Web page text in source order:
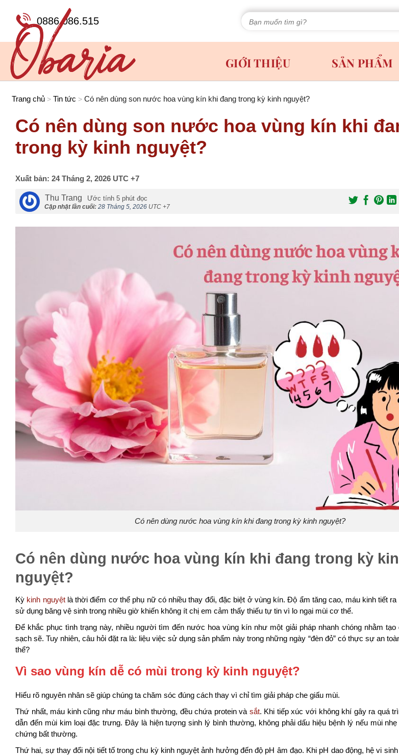
dung
0886.086.515
Tìm
kiếm:
GIỚI THIỆU SẢN PHẨM
Trang chủ > Tin tức > Có nên dùng son nước hoa vùng kín khi đang trong kỳ kinh nguyệt?
Có nên dùng son nước hoa vùng kín khi
trong kỳ kinh nguyệt?
Xuất bản: 24 Tháng 2, 2026 UTC +7
Thu Trang
Cập nhật lần cuối: 28 Tháng 5, 2026 UTC +7
Ước tính 5 phút đọc
Có nên dùng nước hoa vùng kín khi đang trong kỳ kinh nguyệt?
Có nên dùng nước hoa vùng kín khi đang trong kỳ
nguyệt?
Kỳ kinh nguyệtlà thời điểm cơ thể phụ nữ có nhiều thay đổi, đặc biệt ở vùng kín. Độ ẩm tăng cao, máu kinh tiết ra
sử dụng băng vệ sinh trong nhiều giờ khiến không ít chị em cảm thấy thiếu tự tin vì lo ngại mùi cơ thể.
Để khắc phục tình trạng này, nhiều người tìm đến nước hoa vùng kín như một giải pháp nhanh chóng nhằm
sạch sẽ. Tuy nhiên, câu hỏi đặt ra là: liệu việc sử dụng sản phẩm này trong những ngày “đèn đỏ” có thực sự an
thể?
Vì sao vùng kín dễ có mùi trong kỳ kinh nguyệt?
Hiểu rõ nguyên nhân sẽ giúp chúng ta chăm sóc đúng cách thay vì chỉ tìm giải pháp che giấu mùi.
Thứ nhất, máu kinh cũng như máu bình thường, đều chứa protein và sắt. Khi tiếp xúc với không khí gây ra quá
dẫn đến mùi kim loại đặc trưng. Đây là hiện tượng sinh lý bình thường, không phải dấu hiệu bệnh lý nếu mùi
chứng bất thường.
Thứ hai, sự thay đổi nội tiết tố trong chu kỳ kinh nguyệt ảnh hưởng đến độ pH âm đạo. Khi pH dao động, hệ vi